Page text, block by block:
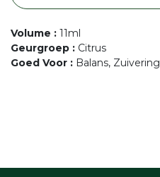
Volume : 11ml
Geurgroep : Citrus
Goed Voor : Balans, Zuivering